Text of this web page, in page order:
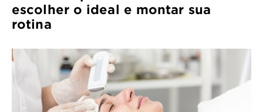
escolher o ideal e montar sua
rotina